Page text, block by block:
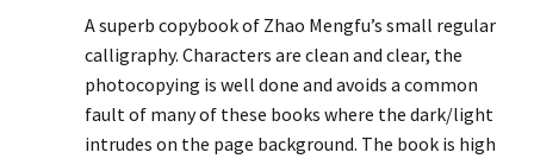
A superb copybook of Zhao Mengfu’s small regular
calligraphy. Characters are clean and clear, the
photocopying is well done and avoids a common
fault of many of these books where the dark/light
intrudes on the page background. The book is high